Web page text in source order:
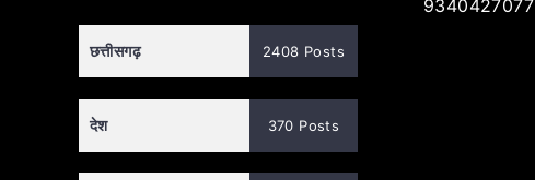
छत्तीसगढ़ 2408 Posts
देश 370 Posts
9340427077